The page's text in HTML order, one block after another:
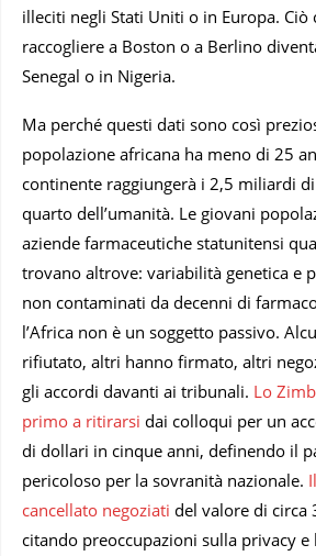
illeciti negli Stati Uniti o in Europa. Ciò
raccogliere a Boston o a Berlino
Senegal o in Nigeria.
Ma perché questi dati sono così
popolazione africana ha meno di 25
continente raggiungerà i 2,5 miliardi
quarto dell’umanità. Le giovani
aziende farmaceutiche statunitensi
trovano altrove: variabilità genetica e
non contaminati da decenni di
l’Africa non è un soggetto passivo.
rifiutato, altri hanno firmato, altri
gli accordi davanti ai tribunali. Lo
primo a ritirarsi dai colloqui per un
di dollari in cinque anni, definendo il
pericoloso per la sovranità nazionale.
cancellato negoziati del valore di
citando preoccupazioni sulla privacy e